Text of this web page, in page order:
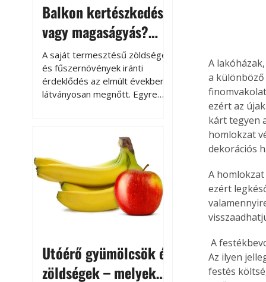
Balkon kertészkedés
vagy magaságyás?
Helytakarékos
kertészkedés
A saját termesztésű zöldségek
és fűszernövények iránti
érdeklődés az elmúlt években
látványosan megnőtt. Egyre
kertészkedés sokak számára
kikapcsolódást és feltöltődést
is jelent.
Utóérő gyümölcsök és
zöldségek – melyek
A
a
ezért az
kárt tegyen
homlokzat
dekorációs
A
ezért
A festékbevonat nem megfelelő időben történő felújítása a vakolat károsodásához vezet.
Az ilyen
festés